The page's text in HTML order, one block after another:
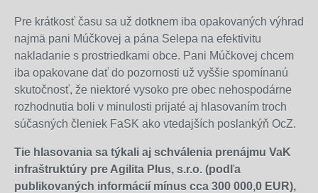
Pre krátkosť času sa už dotknem iba opakovaných výhrad
najmä pani Múčkovej a pána Selepa na efektivitu
nakladanie s prostriedkami obce. Pani Múčkovej chcem
iba opakovane dať do pozornosti už vyššie spomínanú
skutočnosť, že niektoré vysoko pre obec nehospodárne
rozhodnutia boli v minulosti prijaté aj hlasovaním troch
súčasných členiek FaSK ako vtedajších poslankýň OcZ.
Tie hlasovania sa týkali aj schválenia prenájmu VaK
infraštruktúry pre Agilita Plus, s.r.o. (podľa
publikovaných informácií mínus cca 300 000,0 EUR),